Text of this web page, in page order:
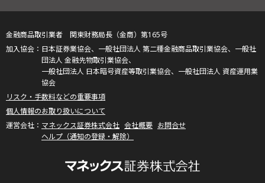
金融商品取引業者 関東財務局長（金商）第165号
日本証券業協会、一般社団法人 第二種金融商品取引業協会、一般社
団法人 金融先物取引業協会、
一般社団法人 日本暗号資産等取引業協会、一般社団法人 資産運用業
協会
リスク・手数料などの重要事項
個人情報のお取り扱いについて
マネックス証券株式会社 会社概要 お問合せ
ヘルプ（通知の登録・解除）